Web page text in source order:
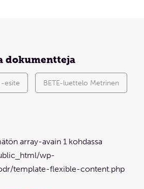
dokumentteja
-esite BETE-luettelo Metrinen
array-avain 1 kohdassa
wp-
template-flexible-content.php